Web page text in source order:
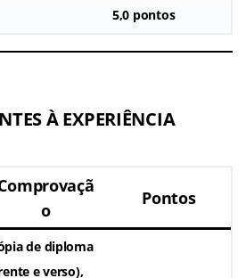
5,0 pontos
À EXPERIÊNCIA
o
Pontos
de diploma
e verso),